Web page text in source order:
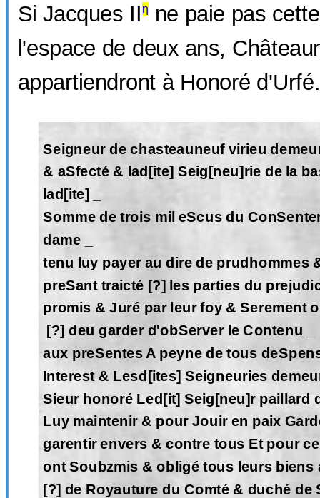
Si Jacques II ηne paie pas
l'espace de deux ans,
appartiendront à Honoré d'Urfé.
Seigneur de chasteauneuf virieu
& aSfecté & lad[ite] Seig[neu]rie de la
lad[ite] _
Somme de trois mil eScus du
dame _
tenu luy payer au dire de prudhommes
preSant traicté [?] les parties du
promis & Juré par leur foy & Serement
[?] deu garder d'obServer le Contenu _
aux preSentes A peyne de tous
Interest & Lesd[ites] Seigneuries
Sieur honoré Led[it] Seig[neu]r paillard
Luy maintenir & pour Jouir en paix
garentir envers & contre tous Et pour
ont Soubzmis & obligé tous leurs biens
[?] de Royauture du Comté & duché de